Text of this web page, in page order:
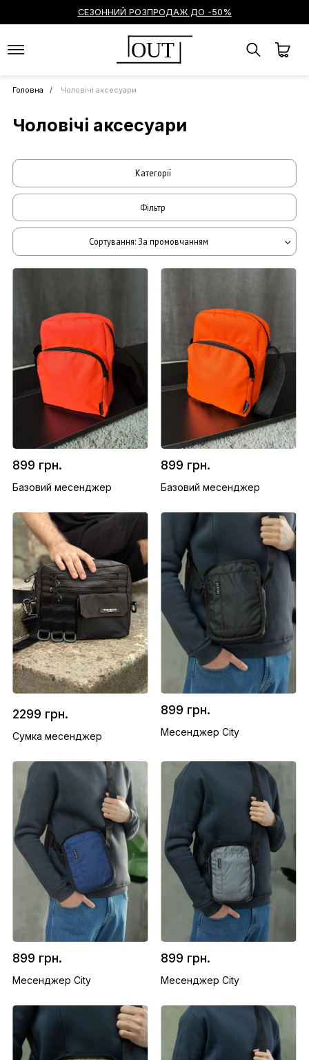
СЕЗОННИЙ РОЗПРОДАЖ ДО -50%
OUT
Головна Чоловічі аксесуари
Чоловічі аксесуари
Категорії
Фільтр
Сортування: За промовчанням
899 грн.
Базовий месенджер
899 грн.
Базовий месенджер
2299 грн.
Сумка месенджер
899 грн.
Месенджер City
899 грн.
Месенджер City
899 грн.
Месенджер City